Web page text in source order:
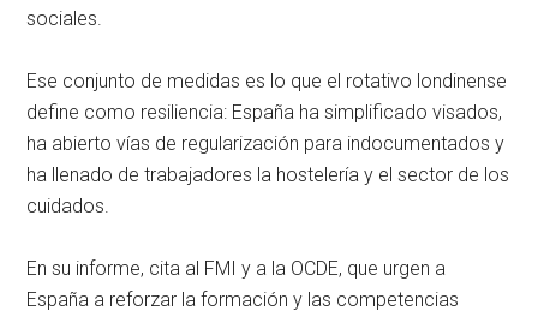
sociales.
Ese conjunto de medidas es lo que el rotativo londinense
define como resiliencia: España ha simplificado visados,
ha abierto vías de regularización para indocumentados y
ha llenado de trabajadores la hostelería y el sector de los
cuidados.
En su informe, cita al FMI y a la OCDE, que urgen a
España a reforzar la formación y las competencias